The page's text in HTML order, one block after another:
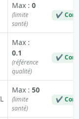
Max : 0
(limite
santé)
✔
Max :
0.1
(référence
qualité)
✔
Max : 50
(limite
santé)
✔